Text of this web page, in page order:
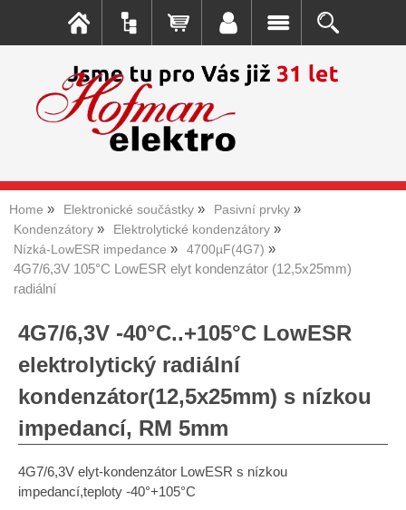
Home Elektronické součástky
Pasivní prvky
Kondenzátory
Elektrolytické kondenzátory
Nízká-LowESR impedance
4700µF(4G7)
4G7/6,3V 105°C LowESR elyt kondenzátor (12,5x25mm)
radiální
4G7/6,3V -40°C..+105°C LowESR
elektrolytický radiální
kondenzátor(12,5x25mm) s nízkou
impedancí, RM 5mm
4G7/6,3V elyt-kondenzátor LowESR s nízkou
impedancí,teploty -40°+105°C